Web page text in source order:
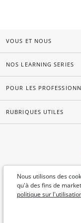
Nous utilisons des
qu'à des fins de
politique sur
VOUS ET NOUS
NOS LEARNING SERIES
POUR LES
RUBRIQUES UTILES